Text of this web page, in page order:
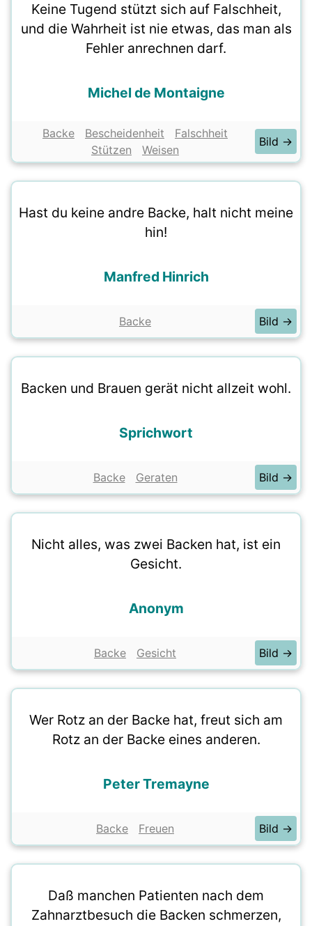
Keine Tugend stützt sich auf Falschheit,
und die Wahrheit ist nie etwas, das man als
Fehler anrechnen darf.
Michel de Montaigne
Backe Bescheidenheit
Falschheit
Stützen
Weisen
Bild →
Hast du keine andre Backe, halt nicht meine
hin!
Manfred Hinrich
Backe Bild →
Backen und Brauen gerät nicht allzeit wohl.
Sprichwort
Backe Geraten Bild →
Nicht alles, was zwei Backen hat, ist ein
Gesicht.
Anonym
Backe Gesicht Bild →
Wer Rotz an der Backe hat, freut sich am
Rotz an der Backe eines anderen.
Peter Tremayne
Backe Freuen Bild →
Daß manchen Patienten nach dem
Zahnarztbesuch die Backen schmerzen,